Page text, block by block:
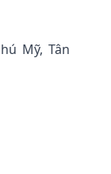
Mỹ, Tân